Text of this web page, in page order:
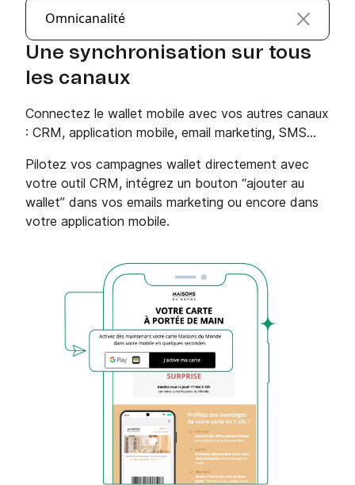
Omnicanalité
Une synchronisation sur tous
les canaux
Connectez le wallet mobile avec vos autres canaux
: CRM, application mobile, email marketing, SMS...
Pilotez vos campagnes wallet directement avec
votre outil CRM, intégrez un bouton “ajouter au
wallet” dans vos emails marketing ou encore dans
votre application mobile.